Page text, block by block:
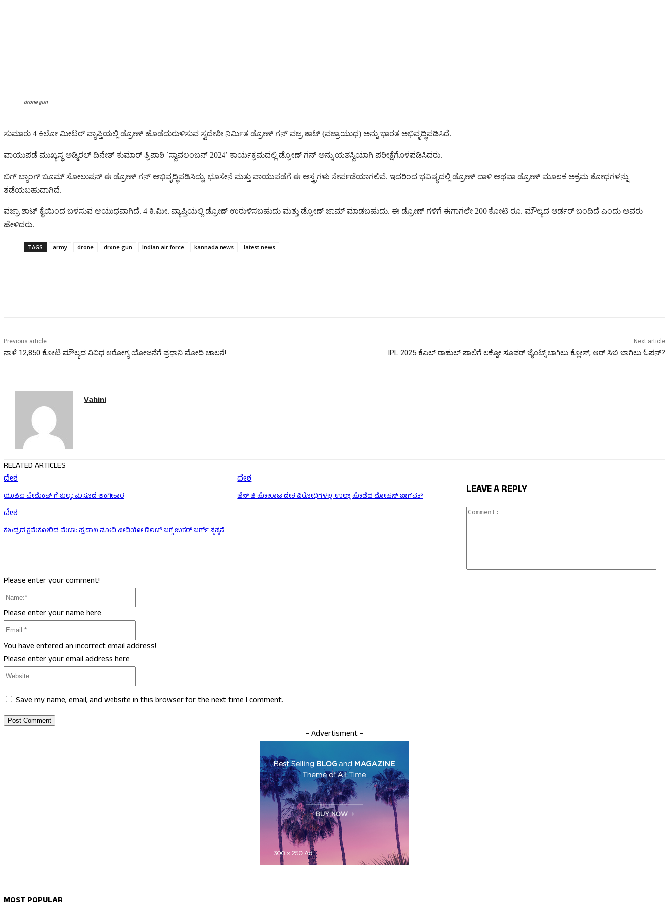
drone gun
ಸುಮಾರು 4 ಕಿಲೋ ಮೀಟರ್ ವ್ಯಾಪ್ತಿಯಲ್ಲಿ ಡ್ರೋಣ್ ಹೊಡೆದುರುಳಿಸುವ ಸ್ವದೇಶೀ ನಿರ್ಮಿತ ಡ್ರೋಣ್ ಗನ್ ವಜ್ರ ಶಾಟ್ (ವಜ್ರಾಯುಧ) ಅನ್ನು ಭಾರತ ಅಭಿವೃದ್ಧಿಪಡಿಸಿದೆ.
ವಾಯುಪಡೆ ಮುಖ್ಯಸ್ಥ ಅಡ್ಮಿರಲ್ ದಿನೇಶ್ ಕುಮಾರ್ ತ್ರಿಪಾಠಿ `ಸ್ವಾವಲಂಬನ್ 2024’ ಕಾರ್ಯಕ್ರಮದಲ್ಲಿ ಡ್ರೋಣ್ ಗನ್ ಅನ್ನು ಯಶಸ್ವಿಯಾಗಿ ಪರೀಕ್ಷೆಗೊಳಪಡಿಸಿದರು.
ಬಿಗ್ ಬ್ಯಾಂಗ್ ಬೂಮ್ ಸೋಲುಷನ್ ಈ ಡ್ರೋಣ್ ಗನ್ ಅಭಿವೃದ್ಧಿಪಡಿಸಿದ್ದು, ಭೂಸೇನೆ ಮತ್ತು ವಾಯುಪಡೆಗೆ ಈ ಅಸ್ತ್ರಗಳು ಸೇರ್ಪಡೆಯಾಗಲಿವೆ. ಇದರಿಂದ ಭವಿಷ್ಯದಲ್ಲಿ ಡ್ರೋಣ್ ದಾಳಿ ಅಥವಾ ಡ್ರೋಣ್ ಮೂಲಕ ಅಕ್ರಮ ಶೋಧಗಳನ್ನು
ತಡೆಯಬಹುದಾಗಿದೆ.
ವಜ್ರಾ ಶಾಟ್ ಕೈಯಿಂದ ಬಳಸುವ ಆಯುಧವಾಗಿದೆ. 4 ಕಿ.ಮೀ. ವ್ಯಾಪ್ತಿಯಲ್ಲಿ ಡ್ರೋಣ್ ಉರುಳಿಸಬಹುದು ಮತ್ತು ಡ್ರೋಣ್ ಜಾಮ್ ಮಾಡಬಹುದು. ಈ ಡ್ರೋಣ್ ಗಳಿಗೆ ಈಗಾಗಲೇ 200 ಕೋಟಿ ರೂ. ಮೌಲ್ಯದ ಆರ್ಡರ್ ಬಂದಿದೆ ಎಂದು ಅವರು
ಹೇಳಿದರು.
TAGS army drone drone gun Indian air force kannada news latest news
Previous article
ನಾಳೆ 12,850 ಕೋಟಿ ಮೌಲ್ಯದ ವಿವಿಧ ಆರೋಗ್ಯ ಯೋಜನೆಗೆ ಪ್ರಧಾನಿ ಮೋದಿ ಚಾಲನೆ!
Next article
IPL 2025 ಕೆಎಲ್ ರಾಹುಲ್ ಪಾಲಿಗೆ ಲಕ್ನೋ ಸೂಪರ್ ಜೈಂಟ್ಸ್ ಬಾಗಿಲು ಕ್ಲೋಸ್; ಆರ್ ಸಿಬಿ ಬಾಗಿಲು ಓಪನ್?
Vahini
RELATED ARTICLES
ದೇಶ
ಯುಪಿಐ ಪೇಮೆಂಟ್ ಗೆ ಶುಲ್ಕ: ಮಸೂದೆ ಅಂಗೀಕಾರ
ದೇಶ
ಜೆನ್ ಜಿ ಹೋರಾಟ ದೇಶ ವಿರೋಧಿಗಳಲ್ಲ: ಉಲ್ಟಾ ಹೊಡೆದ ಮೋಹನ್ ಭಾಗವತ್
ದೇಶ
ಕೇಂದ್ರದ ಕ್ಷಮೆಕೋರಿದ ಮೆಟಾ: ಪ್ರಧಾನಿ ಮೋದಿ ವೀಡಿಯೋ ಡಿಲಿಟ್ ಬಗ್ಗೆ ಜುಕರ್ ಬರ್ಗ್ ಸ್ಪಷ್ಟನೆ
LEAVE A REPLY
Please enter your comment!
Please enter your name here
You have entered an incorrect email address!
Please enter your email address here
Save my name, email, and website in this browser for the next time I comment.
- Advertisment -